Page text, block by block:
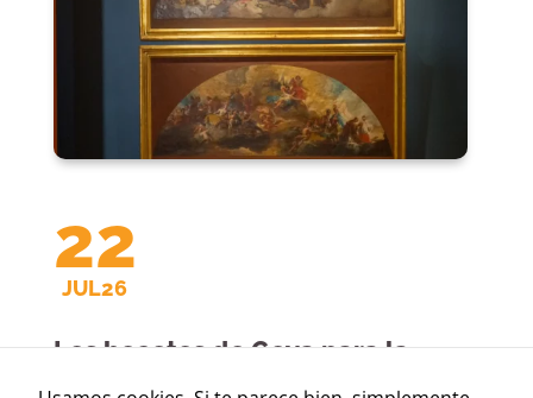
22
JUL26
Los bocetos de Goya para la